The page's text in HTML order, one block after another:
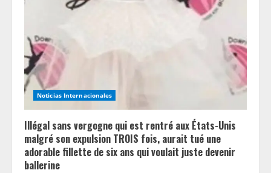
n
g
Noticias Internacionales
Illégal sans vergogne qui est rentré aux États-Unis
malgré son expulsion TROIS fois, aurait tué une
adorable fillette de six ans qui voulait juste devenir
ballerine